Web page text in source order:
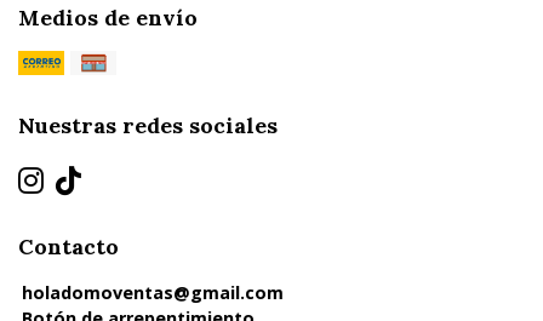
Medios de envío
Nuestras redes sociales
Contacto
holadomoventas@gmail.com